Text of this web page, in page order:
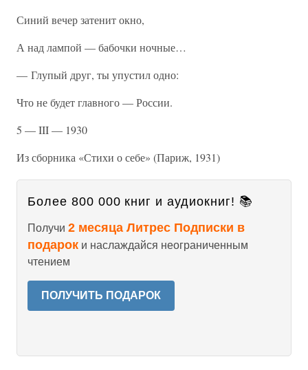
Синий вечер затенит окно,
А над лампой — бабочки ночные…
— Глупый друг, ты упустил одно:
Что не будет главного — России.
5 — III — 1930
Из сборника «Стихи о себе» (Париж, 1931)
Более 800 000 книг и аудиокниг! 📚
Получи 2 месяца Литрес Подписки в
подарок и наслаждайся неограниченным
чтением
ПОЛУЧИТЬ ПОДАРОК